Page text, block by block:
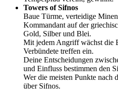
Towers of Sifnos
Baue Türme, verteidige
Kommandant auf der
Gold, Silber und Blei.
Mit jedem Angriff wächst die
Verbündete treffen ein.
Deine Entscheidungen
und Einfluss bestimmen den
Wer die meisten Punkte nach
über Sifnos.